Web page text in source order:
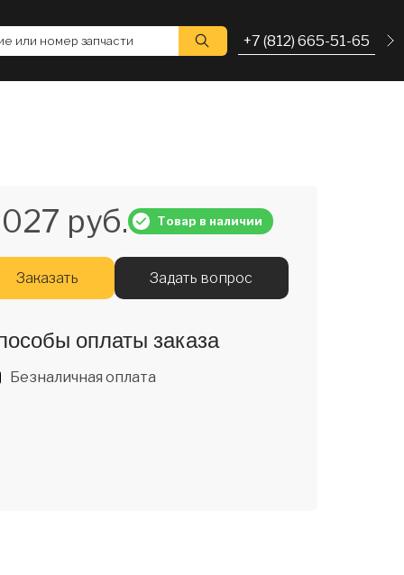
или номер запчасти +7 (812) 665-51-65
027 руб. Товар в наличии
Заказать Задать вопрос
оплаты заказа
Безналичная оплата